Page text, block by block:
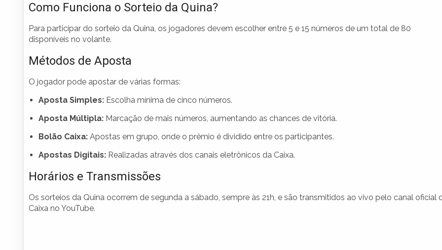
Como Funciona o Sorteio da Quina?
Para participar do sorteio da Quina, os jogadores devem escolher entre 5 e 15 números de um total de 80
disponíveis no volante.
Métodos de Aposta
O jogador pode apostar de várias formas:
Aposta Simples: Escolha mínima de cinco números.
Aposta Múltipla: Marcação de mais números, aumentando as chances de vitória.
Bolão Caixa: Apostas em grupo, onde o prêmio é dividido entre os participantes.
Apostas Digitais: Realizadas através dos canais eletrônicos da Caixa.
Horários e Transmissões
Os sorteios da Quina ocorrem de segunda a sábado, sempre às 21h, e são transmitidos ao vivo pelo canal oficial
Caixa no YouTube.